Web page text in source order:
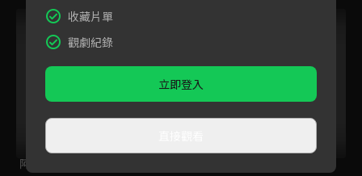
阿芬的幸福修練
收藏片單
觀劇紀錄
立即登入